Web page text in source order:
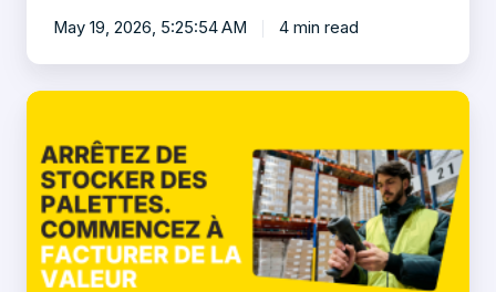
May 19, 2026, 5:25:54 AM 4 min read
Comment
transporteur
peut-
commencer
le
stockage
logistique